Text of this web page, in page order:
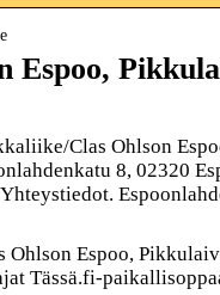
Espoo,
Clas Ohlson
8, 02320
Ohlson Espoo,
Tässä.fi-